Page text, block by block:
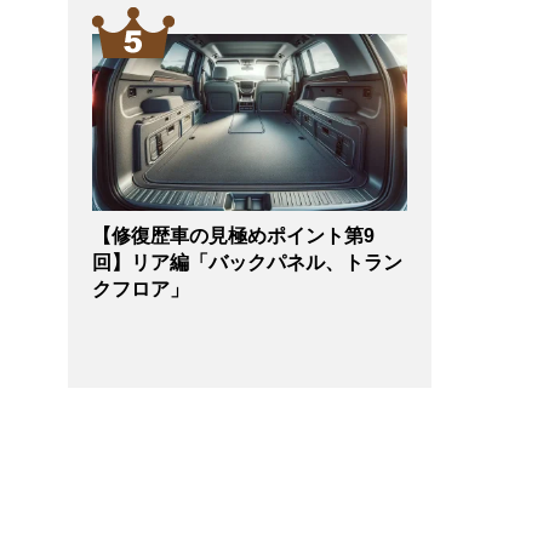
【修復歴車の見極めポイント第9
回】リア編「バックパネル、トラン
クフロア」